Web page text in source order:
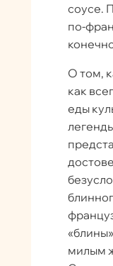
соусе.
по-
О том,
как
еды
милым